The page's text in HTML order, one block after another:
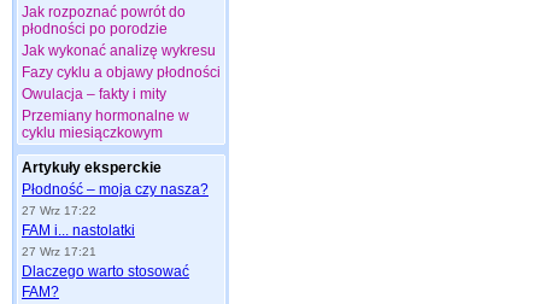
Jak rozpoznać powrót do
płodności po porodzie
Jak wykonać analizę wykresu
Fazy cyklu a objawy płodności
Owulacja – fakty i mity
Przemiany hormonalne w
cyklu miesiączkowym
Artykuły eksperckie
Płodność – moja czy nasza?
27 Wrz 17:22
FAM i... nastolatki
27 Wrz 17:21
Dlaczego warto stosować
FAM?